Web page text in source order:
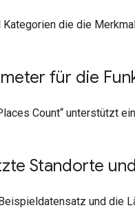
Kategorien die die
für die
Count“ unterstützt
Standorte
Beispieldatensatz und die